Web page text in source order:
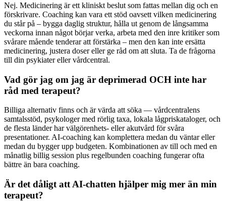
Nej. Medicinering är ett kliniskt beslut som fattas mellan dig och en
förskrivare. Coaching kan vara ett stöd oavsett vilken medicinering
du står på – bygga daglig struktur, hålla ut genom de långsamma
veckorna innan något börjar verka, arbeta med den inre kritiker som
svårare mående tenderar att förstärka – men den kan inte ersätta
medicinering, justera doser eller ge råd om att sluta. Ta de frågorna
till din psykiater eller vårdcentral.
Vad gör jag om jag är deprimerad OCH inte har
råd med terapeut?
Billiga alternativ finns och är värda att söka — vårdcentralens
samtalsstöd, psykologer med rörlig taxa, lokala lågpriskataloger, och
de flesta länder har välgörenhets- eller akutvård för svåra
presentationer. AI-coaching kan komplettera medan du väntar eller
medan du bygger upp budgeten. Kombinationen av till och med en
månatlig billig session plus regelbunden coaching fungerar ofta
bättre än bara coaching.
Är det dåligt att AI-chatten hjälper mig mer än min
terapeut?